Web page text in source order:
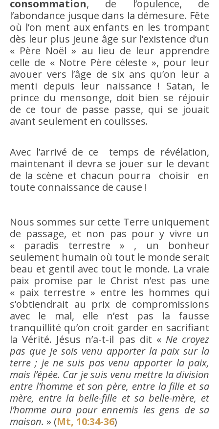
consommation, de l’opulence, de
l’abondance jusque dans la démesure. Fête
où l’on ment aux enfants en les trompant
dès leur plus jeune âge sur l’existence d’un
« Père Noël » au lieu de leur apprendre
celle de « Notre Père céleste », pour leur
avouer vers l’âge de six ans qu’on leur a
menti depuis leur naissance ! Satan, le
prince du mensonge, doit bien se réjouir
de ce tour de passe passe, qui se jouait
avant seulement en coulisses.
Avec l’arrivé de ce temps de révélation,
maintenant il devra se jouer sur le devant
de la scène et chacun pourra choisir en
toute connaissance de cause !
Nous sommes sur cette Terre uniquement
de passage, et non pas pour y vivre un
« paradis terrestre » , un bonheur
seulement humain où tout le monde serait
beau et gentil avec tout le monde. La vraie
paix promise par le Christ n’est pas une
« paix terrestre » entre les hommes qui
s’obtiendrait au prix de compromissions
avec le mal, elle n’est pas la fausse
tranquillité qu’on croit garder en sacrifiant
la Vérité. Jésus n’a-t-il pas dit « Ne croyez
pas que je sois venu apporter la paix sur la
terre ; je ne suis pas venu apporter la paix,
mais l’épée. Car je suis venu mettre la division
entre l’homme et son père, entre la fille et sa
mère, entre la belle-fille et sa belle-mère, et
l’homme aura pour ennemis les gens de sa
maison. » (Mt, 10:34-36)